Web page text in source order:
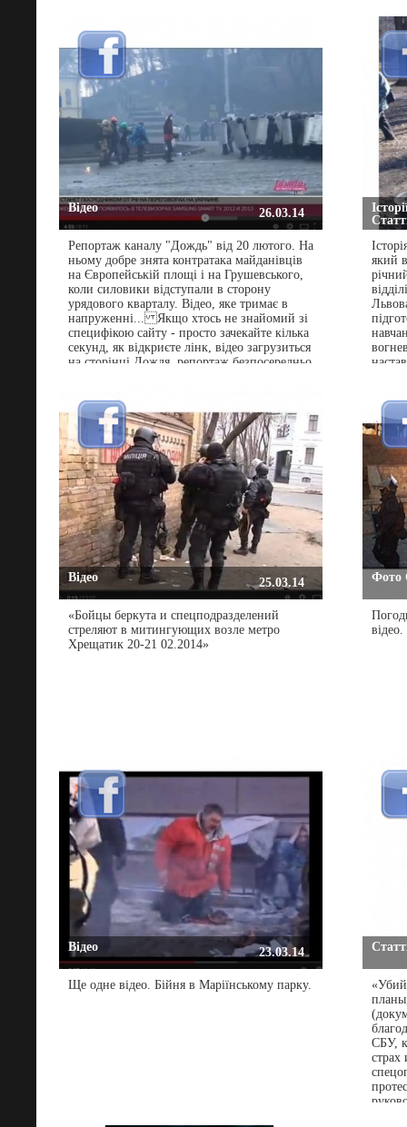
Відео 26.03.14
Репортаж каналу "Дождь" від 20 лютого. На
ньому добре знята контратака майданівців
на Європейській площі і на Грушевського,
коли силовики відступали в сторону
урядового кварталу. Відео, яке тримає в
напруженні... Якщо хтось не знайомий зі
специфікою сайту - просто зачекайте кілька
секунд, як відкриєте лінк, відео загрузиться
на сторінці Дождя. репортаж безпосередньо
який
Відео 25.03.14
«Бойцы беркута и спецподразделений
стреляют в митингующих возле метро
Хрещатик 20-21 02.2014»
Фото
Відео 23.03.14
Ще одне відео. Бійня в Маріїнському парку.
СБУ,